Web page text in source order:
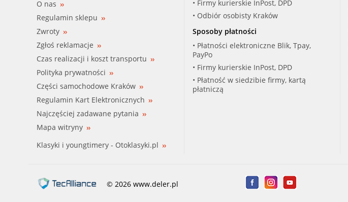
O nas
Regulamin sklepu
Zwroty
Zgłoś reklamacje
Czas realizacji i koszt transportu
Polityka prywatności
Części samochodowe Kraków
Regulamin Kart Elektronicznych
Najczęściej zadawane pytania
Mapa witryny
Klasyki i youngtimery - Otoklasyki.pl
• Firmy kurierskie InPost, DPD
• Odbiór osobisty Kraków
Sposoby płatności
• Płatności elektroniczne Blik, Tpay,
PayPo
• Firmy kurierskie InPost, DPD
• Płatność w siedzibie firmy, kartą
płatniczą
© 2026 www.deler.pl